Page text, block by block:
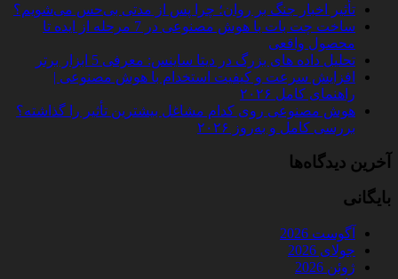
تأثیر اخبار جنگ بر روان؛ چرا پس از مدتی بی‌حس می‌شویم؟
ساخت چت‌ بات با هوش مصنوعی در 7 مرحله از ایده تا
محصول واقعی
تحلیل داده‌ های بزرگ در دیتا ساینس: معرفی 5 ابزار برتر
افزایش سرعت و کیفیت استخدام با هوش مصنوعی |
راهنمای کامل ۲۰۲۶
هوش مصنوعی روی کدام مشاغل بیشترین تأثیر را گذاشته؟
بررسی کامل و به‌روز ۲۰۲۶
آخرین دیدگاه‌ها
بایگانی
آگوست 2026
جولای 2026
ژوئن 2026